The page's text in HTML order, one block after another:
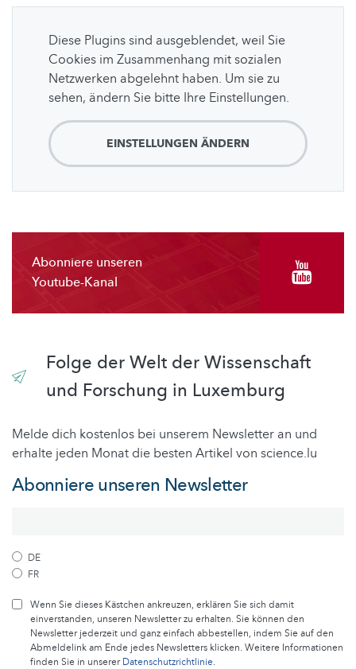
Diese Plugins sind ausgeblendet, weil Sie
Cookies im Zusammenhang mit sozialen
Netzwerken abgelehnt haben. Um sie zu
sehen, ändern Sie bitte Ihre Einstellungen.
EINSTELLUNGEN ÄNDERN
Abonniere unseren
Youtube-Kanal
Folge der Welt der Wissenschaft
und Forschung in Luxemburg
Melde dich kostenlos bei unserem Newsletter an und
erhalte jeden Monat die besten Artikel von science.lu
Abonniere unseren Newsletter
DE
FR
Wenn Sie dieses Kästchen ankreuzen, erklären Sie sich damit
einverstanden, unseren Newsletter zu erhalten. Sie können den
Newsletter jederzeit und ganz einfach abbestellen, indem Sie auf den
Abmeldelink am Ende jedes Newsletters klicken. Weitere Informationen
finden Sie in unsererDatenschutzrichtlinie.